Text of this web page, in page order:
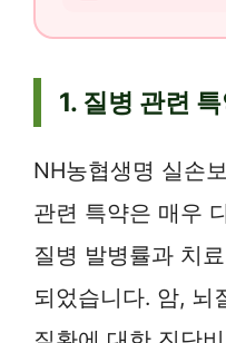
1. 질병 관련
NH농협생명 실손
관련 특약은 매우
질병 발병률과 치
되었습니다. 암, 뇌